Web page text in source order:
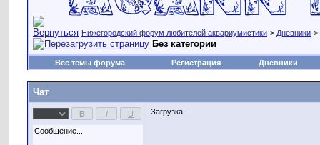
Нижегородский форум любителей аквариумистики > Дневники >
Без категории
Все темы форума Регистрация Дневники
Чат
Загрузка...